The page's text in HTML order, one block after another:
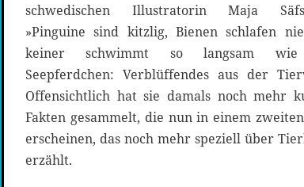
schwedischen Illustratorin Maja
»Pinguine sind kitzlig, Bienen schlafen
keiner schwimmt so langsam
Seepferdchen: Verblüffendes aus der
Offensichtlich hat sie damals noch mehr
Fakten gesammelt, die nun in einem
erscheinen, das noch mehr speziell über
erzählt.